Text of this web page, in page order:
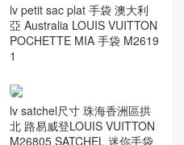
lv petit sac plat 手袋 澳大利
亞 Australia LOUIS VUITTON
POCHETTE MIA 手袋 M2619
1
lv satchel尺寸 珠海香洲區拱
北 路易威登LOUIS VUITTON
M26805 SATCHEL 迷你手袋